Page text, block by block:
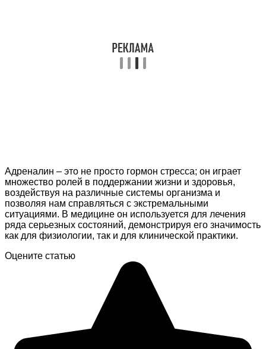
Адреналин – это не просто гормон стресса; он играет
множество ролей в поддержании жизни и здоровья,
воздействуя на различные системы организма и
позволяя нам справляться с экстремальными
ситуациями. В медицине он используется для лечения
ряда серьезных состояний, демонстрируя его значимость
как для физиологии, так и для клинической практики.
Оцените статью